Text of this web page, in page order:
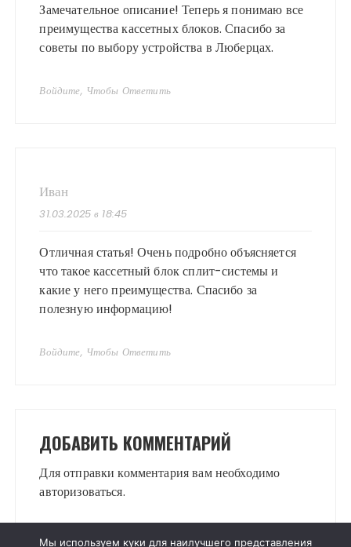
Замечательное описание! Теперь я понимаю все
преимущества кассетных блоков. Спасибо за
советы по выбору устройства в Люберцах.
Войдите, Чтобы Ответить
Иван
31.03.2025 в 18:45
Отличная статья! Очень подробно объясняется
что такое кассетный блок сплит-системы и
какие у него преимущества. Спасибо за
полезную информацию!
Войдите, Чтобы Ответить
ДОБАВИТЬ КОММЕНТАРИЙ
Для отправки комментария вам необходимо
авторизоваться.
Мы используем куки для наилучшего представления